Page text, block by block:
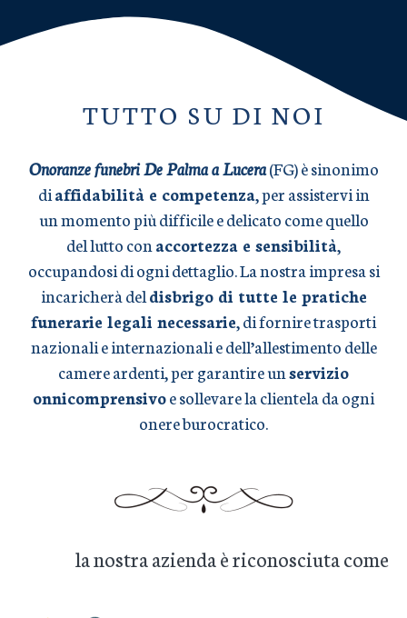
TUTTO SU DI NOI
Onoranze funebri De Palma a Lucera(FG) è sinonimo
diaffidabilità e competenza, per assistervi in
un momento più difficile e delicato come quello
del lutto con accortezza e sensibilità,
occupandosi di ogni dettaglio. La nostra impresa si
incaricherà deldisbrigo di tutte le pratiche
funerarie legali necessarie, di fornire trasporti
nazionali e internazionali e dell’allestimento delle
camere ardenti, per garantire unservizio
onnicomprensivoe sollevare la clientela da ogni
onere burocratico.
la nostra azienda è riconosciuta come